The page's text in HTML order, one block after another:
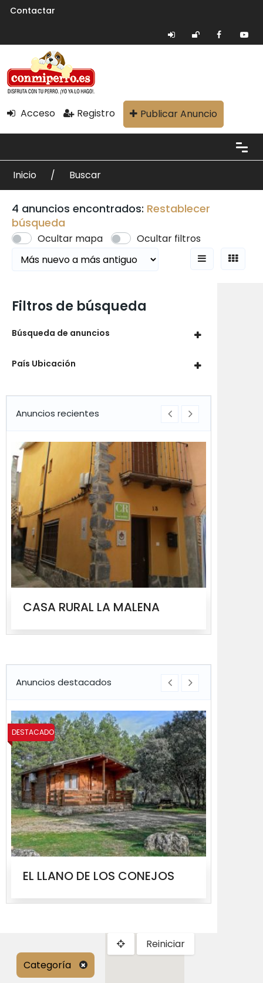
Contactar
Acceso Registro Publicar Anuncio
Inicio Buscar
4 anuncios encontrados: Restablecer
búsqueda
Ocultar mapa Ocultar filtros
Filtros de búsqueda
Búsqueda de anuncios
País Ubicación
Anuncios recientes
CASA RURAL LA MALENA
Anuncios destacados
DESTACADO
EL LLANO DE LOS CONEJOS
Categoría
Reiniciar